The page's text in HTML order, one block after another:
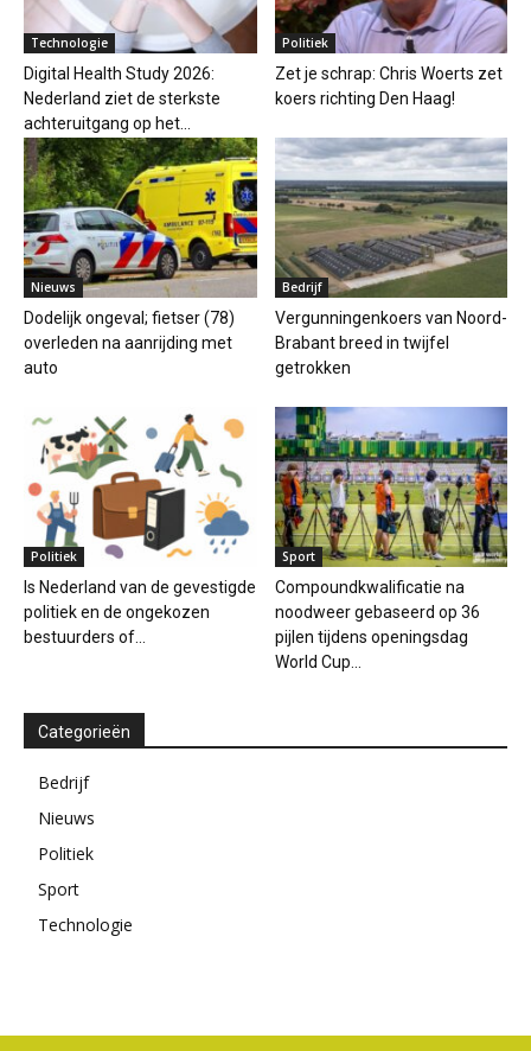
Technologie
Digital Health Study 2026:
Nederland ziet de sterkste
achteruitgang op het...
Politiek
Zet je schrap: Chris Woerts zet
koers richting Den Haag!
Nieuws
Dodelijk ongeval; fietser (78)
overleden na aanrijding met
auto
Bedrijf
Vergunningenkoers van Noord-
Brabant breed in twijfel
getrokken
Politiek
Is Nederland van de gevestigde
politiek en de ongekozen
bestuurders of...
Sport
Compoundkwalificatie na
noodweer gebaseerd op 36
pijlen tijdens openingsdag
World Cup...
Categorieën
Bedrijf
Nieuws
Politiek
Sport
Technologie